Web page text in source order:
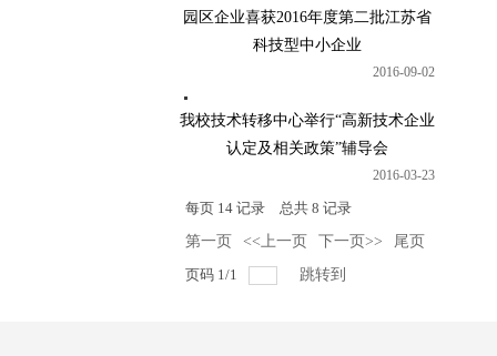
园区企业喜获2016年度第二批江苏省
科技型中小企业
2016-09-02
我校技术转移中心举行“高新技术企业
认定及相关政策”辅导会
2016-03-23
每页 14记录 总共 8 记录
第一页
<<上一页 下一页>>
尾页
页码 1/1 跳转到